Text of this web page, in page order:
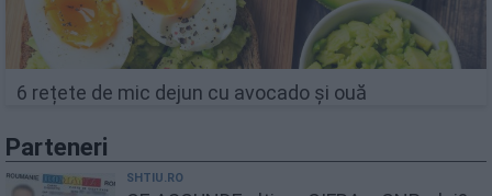
6 rețete de mic dejun cu avocado și ouă
Parteneri
SHTIU.RO